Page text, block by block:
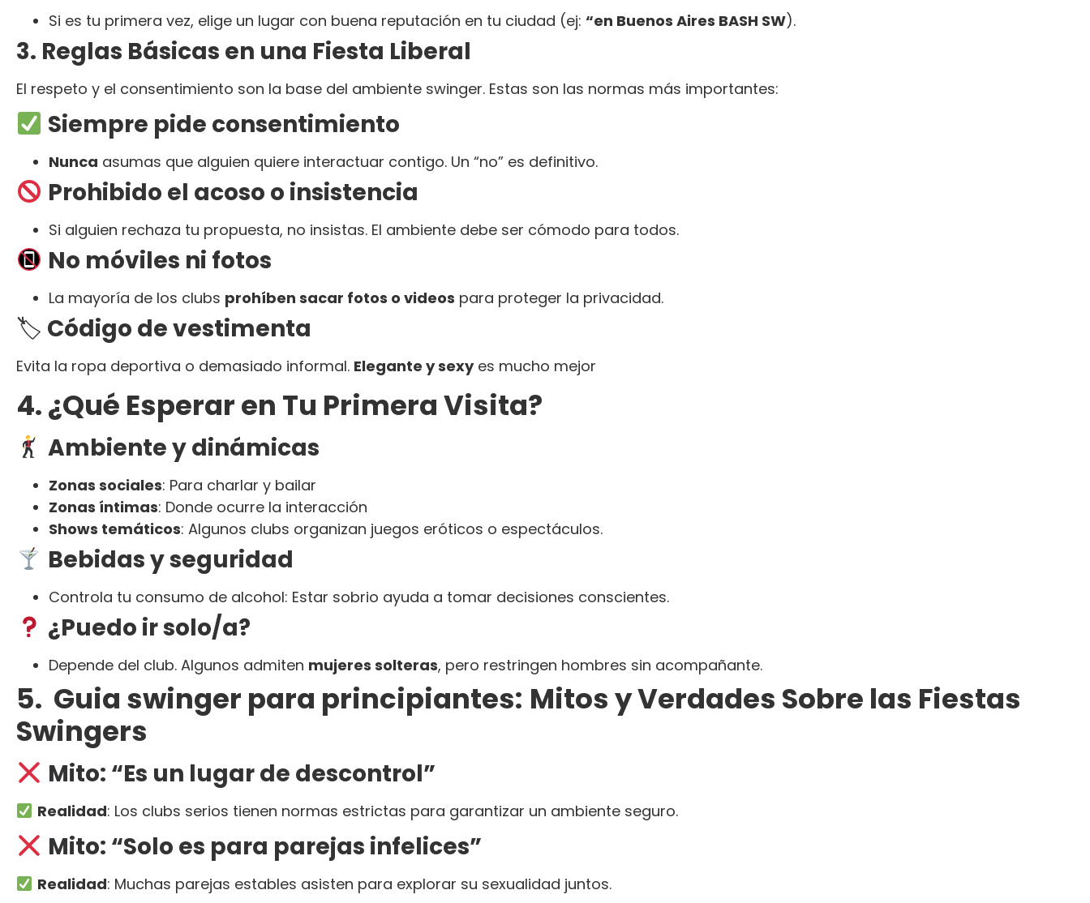
Si es tu primera vez, elige un lugar con buena reputación en tu ciudad (ej: “en Buenos Aires BASH SW).
3. Reglas Básicas en una Fiesta Liberal
El respeto y el consentimiento son la base del ambiente swinger. Estas son las normas más importantes:
Siempre pide consentimiento
Nunca asumas que alguien quiere interactuar contigo. Un “no” es definitivo.
Prohibido el acoso o insistencia
Si alguien rechaza tu propuesta, no insistas. El ambiente debe ser cómodo para todos.
No móviles ni fotos
La mayoría de los clubs prohíben sacar fotos o videos para proteger la privacidad.
🏷 Código de vestimenta
Evita la ropa deportiva o demasiado informal. Elegante y sexyes mucho mejor
4. ¿Qué Esperar en Tu Primera Visita?
Ambiente y dinámicas
Zonas sociales: Para charlar y bailar
Zonas íntimas: Donde ocurre la interacción
Shows temáticos: Algunos clubs organizan juegos eróticos o espectáculos.
Bebidas y seguridad
Controla tu consumo de alcohol: Estar sobrio ayuda a tomar decisiones conscientes.
¿Puedo ir solo/a?
Depende del club. Algunos admiten mujeres solteras, pero restringen hombres sin acompañante.
5. Guia swinger para principiantes: Mitos y Verdades Sobre las Fiestas
Swingers
Mito: “Es un lugar de descontrol”
Realidad: Los clubs serios tienen normas estrictas para garantizar un ambiente seguro.
Mito: “Solo es para parejas infelices”
Realidad: Muchas parejas estables asisten para explorar su sexualidad juntos.